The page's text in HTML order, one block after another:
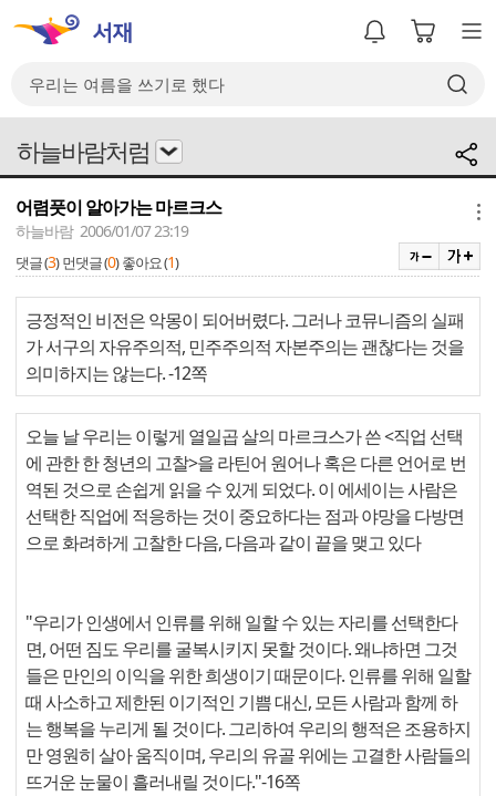
하늘바람처럼
어렴풋이 알아가는 마르크스
하늘바람 2006/01/07 23:19
댓글 (3) 먼댓글 (0) 좋아요 (1)
긍정적인 비전은 악몽이 되어버렸다. 그러나 코뮤니즘의 실패
가 서구의 자유주의적, 민주주의적 자본주의는 괜찮다는 것을
의미하지는 않는다. -12쪽
오늘 날 우리는 이렇게 열일곱 살의 마르크스가 쓴 <직업 선택
에 관한 한 청년의 고찰>을 라틴어 원어나 혹은 다른 언어로 번
역된 것으로 손쉽게 읽을 수 있게 되었다. 이 에세이는 사람은
선택한 직업에 적응하는 것이 중요하다는 점과 야망을 다방면
으로 화려하게 고찰한 다음, 다음과 같이 끝을 맺고 있다
"우리가 인생에서 인류를 위해 일할 수 있는 자리를 선택한다
면, 어떤 짐도 우리를 굴복시키지 못할 것이다. 왜냐하면 그것
들은 만인의 이익을 위한 희생이기 때문이다. 인류를 위해 일할
때 사소하고 제한된 이기적인 기쁨 대신, 모든 사람과 함께 하
는 행복을 누리게 될 것이다. 그리하여 우리의 행적은 조용하지
만 영원히 살아 움직이며, 우리의 유골 위에는 고결한 사람들의
뜨거운 눈물이 흘러내릴 것이다."-16쪽